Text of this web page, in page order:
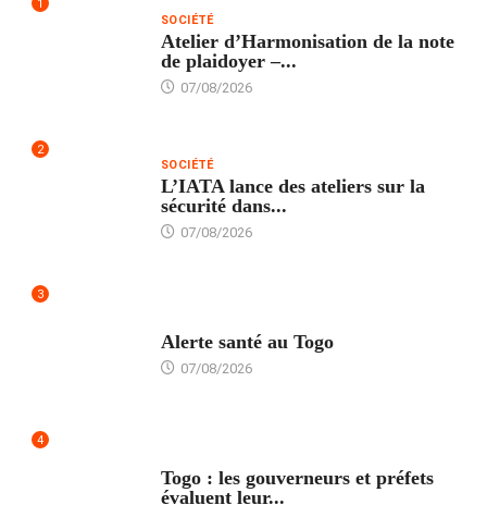
1
SOCIÉTÉ
Atelier d’Harmonisation de la note
de plaidoyer –...
07/08/2026
2
SOCIÉTÉ
L’IATA lance des ateliers sur la
sécurité dans...
07/08/2026
3
Alerte santé au Togo
07/08/2026
4
Togo : les gouverneurs et préfets
évaluent leur...